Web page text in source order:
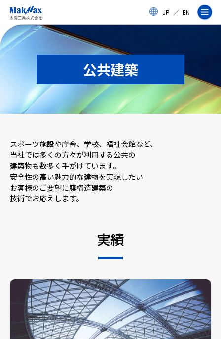
コ
ン
テ
JP ／ EN
企業情報
製品・サービス
実績
ニュース
お問い合わせ
公共建築
スポーツ施設や庁舎、学校、福祉会館など、
当社では多くの方々が利用する公共の
建築物も数多く手がけています。
安全性の高い魅力的な建物を実現したい
お客様のご要望に膜構造建築の
技術でお応えします。
実績